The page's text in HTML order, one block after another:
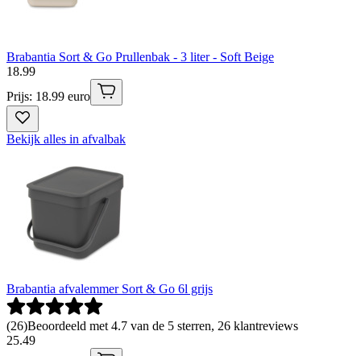
Brabantia Sort & Go Prullenbak - 3 liter - Soft Beige
18.99
Prijs: 18.99 euro
Bekijk alles in afvalbak
Brabantia afvalemmer Sort & Go 6l grijs
(26)Beoordeeld met 4.7 van de 5 sterren, 26 klantreviews
25.49